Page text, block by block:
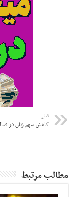
قبلی
کاهش سهم زنان در
مطالب مرتبط